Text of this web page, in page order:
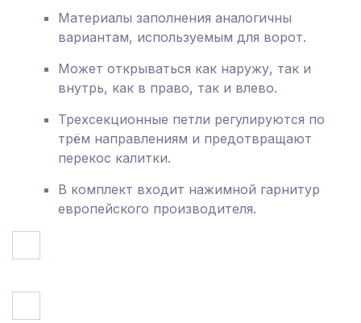
Материалы заполнения аналогичны
вариантам, используемым для ворот.
Может открываться как наружу, так и
внутрь, как в право, так и влево.
Трехсекционные петли регулируются по
трём направлениям и предотвращают
перекос калитки.
В комплект входит нажимной гарнитур
европейского производителя.